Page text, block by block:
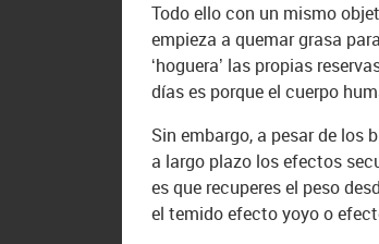
Todo ello con un mismo
empieza a quemar grasa
‘hoguera’ las propias
días es porque el cuerpo
Sin embargo, a pesar de los
a largo plazo los efectos
es que recuperes el peso
el temido efecto yoyo o